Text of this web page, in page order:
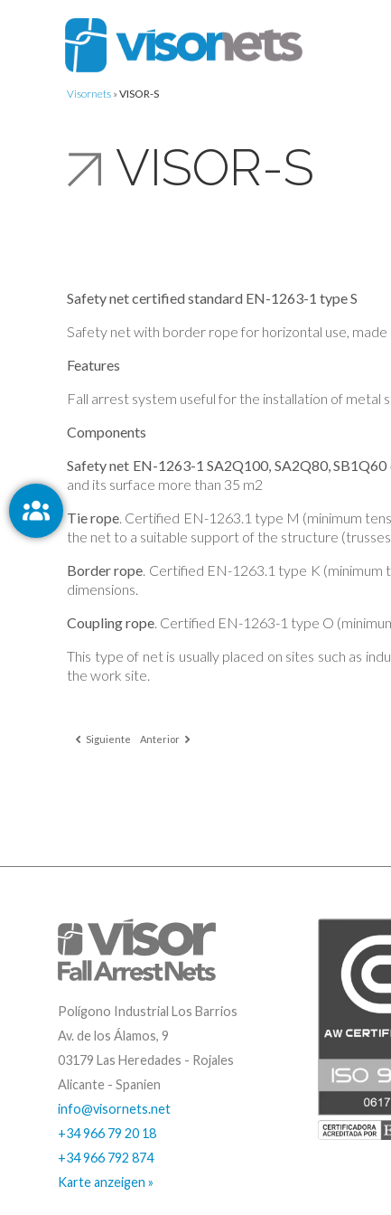
Visornets »VISOR-S
VISOR-S
Safety net certified standard EN-1263-1 type S
Safety net with border rope for horizontal use,
Features
Fall arrest system useful for the installation of metal
Components
Safety net EN-1263-1 SA2Q100, SA2Q80, SB1Q60
and its surface more than 35 m2
Tie rope. Certified EN-1263.1 type M (minimum
the net to a suitable support of the structure
Border rope. Certified EN-1263.1 type K
dimensions.
Coupling rope. Certified EN-1263-1 type O
This type of net is usually placed on sites such as
the work site.
Siguiente Anterior
Polígono Industrial Los Barrios
Av. de los Álamos, 9
03179 Las Heredades - Rojales
Alicante - Spanien
info@visornets.net
+34 966 79 20 18
+34 966 792 874
Karte anzeigen »